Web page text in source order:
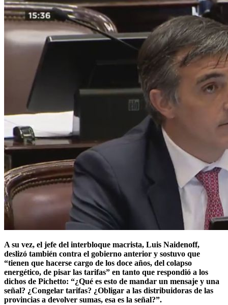
A su vez, el jefe del interbloque macrista, Luis Naidenoff,
deslizó también contra el gobierno anterior y sostuvo que
“tienen que hacerse cargo de los doce años, del colapso
energético, de pisar las tarifas” en tanto que respondió a los
dichos de Pichetto: “¿Qué es esto de mandar un mensaje y una
señal? ¿Congelar tarifas? ¿Obligar a las distribuidoras de las
provincias a devolver sumas, esa es la señal?”.